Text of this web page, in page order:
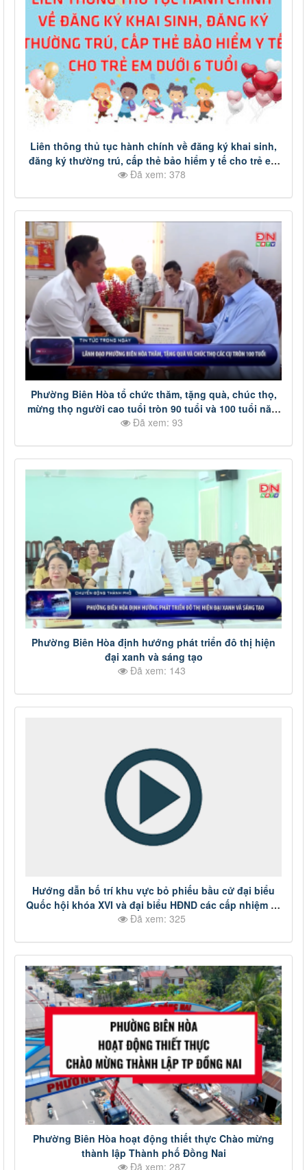
Liên thông thủ tục hành chính về đăng ký khai sinh,
đăng ký thường trú, cấp thẻ bảo hiểm y tế cho trẻ em
dưới 6 tuổi
Đã xem: 378
Phường Biên Hòa tổ chức thăm, tặng quà, chúc thọ,
mừng thọ người cao tuổi tròn 90 tuổi và 100 tuổi năm
2026
Đã xem: 93
Phường Biên Hòa định hướng phát triển đô thị hiện
đại xanh và sáng tạo
Đã xem: 143
Hướng dẫn bố trí khu vực bỏ phiếu bầu cử đại biểu
Quốc hội khóa XVI và đại biểu HĐND các cấp nhiệm kỳ
2026-2031.
Đã xem: 325
Phường Biên Hòa hoạt động thiết thực Chào mừng
thành lập Thành phố Đồng Nai
Đã xem: 287